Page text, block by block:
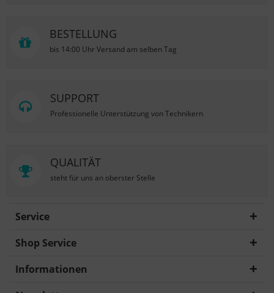
BESTELLUNG
bis 14:00 Uhr Versand am selben Tag
SUPPORT
Professionelle Unterstützung von Technikern
QUALITÄT
steht für uns an oberster Stelle
Service
Shop Service
Informationen